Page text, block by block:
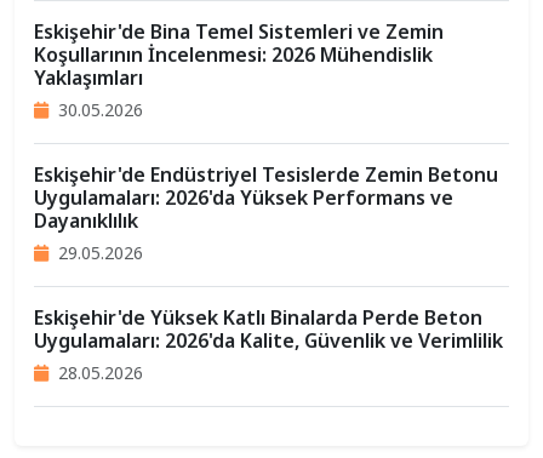
Eskişehir'de Bina Temel Sistemleri ve Zemin
Koşullarının İncelenmesi: 2026 Mühendislik
Yaklaşımları
30.05.2026
Eskişehir'de Endüstriyel Tesislerde Zemin Betonu
Uygulamaları: 2026'da Yüksek Performans ve
Dayanıklılık
29.05.2026
Eskişehir'de Yüksek Katlı Binalarda Perde Beton
Uygulamaları: 2026'da Kalite, Güvenlik ve Verimlilik
28.05.2026